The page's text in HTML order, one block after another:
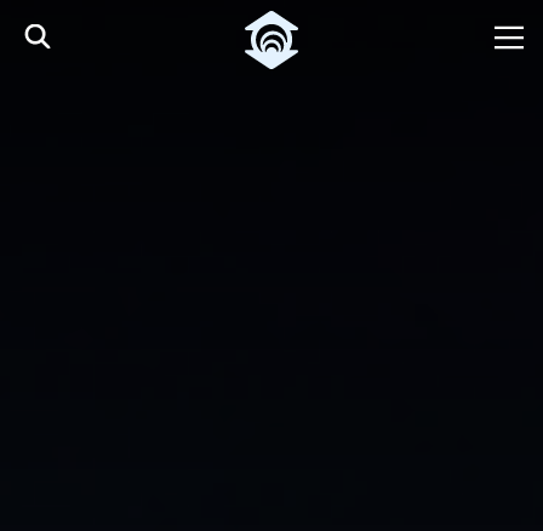
Pular para o Conteúdo principal